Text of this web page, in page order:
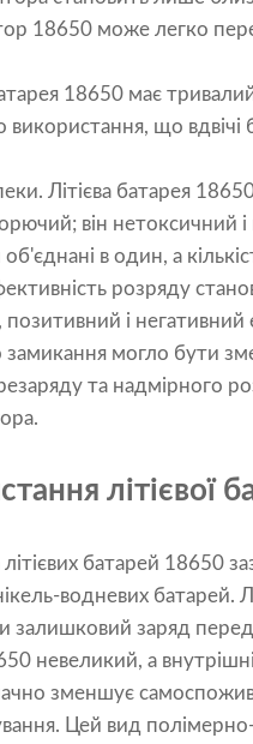
18650 може легко
18650 має
використання, що вдвічі
Літієва батарея
він нетоксичний
в один, а
розряду
і негативний
могло бути
та надмірного
літієвої
батарей 18650
водневих
залишковий заряд
невеликий, а
зменшує
Цей вид полімерно-